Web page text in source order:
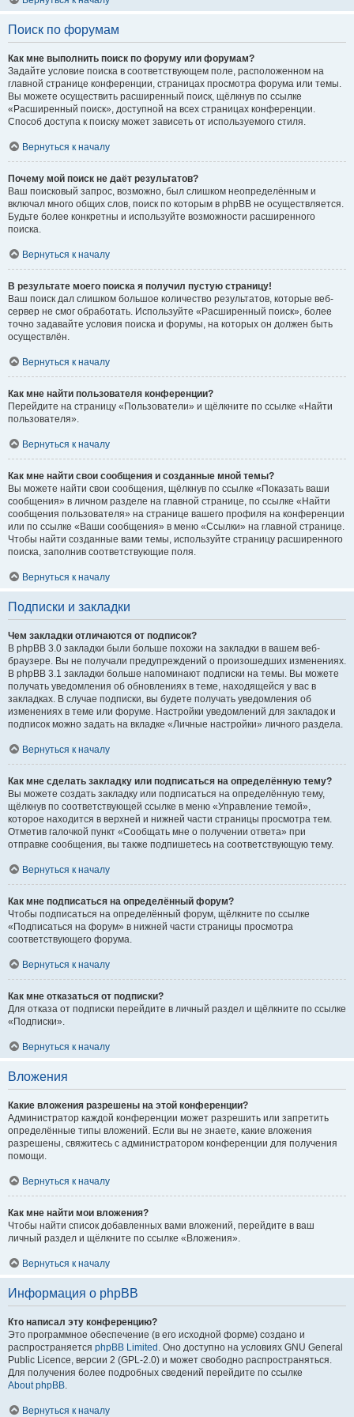
Поиск по форумам
Как мне выполнить поиск по форуму или форумам?
Задайте условие поиска в соответствующем поле, расположенном на
главной странице конференции, страницах просмотра форума или темы.
Вы можете осуществить расширенный поиск, щёлкнув по ссылке
«Расширенный поиск», доступной на всех страницах конференции.
Способ доступа к поиску может зависеть от используемого стиля.
Вернуться к началу
Почему мой поиск не даёт результатов?
Ваш поисковый запрос, возможно, был слишком неопределённым и
включал много общих слов, поиск по которым в phpBB не осуществляется.
Будьте более конкретны и используйте возможности расширенного
поиска.
Вернуться к началу
В результате моего поиска я получил пустую страницу!
Ваш поиск дал слишком большое количество результатов, которые веб-
сервер не смог обработать. Используйте «Расширенный поиск», более
точно задавайте условия поиска и форумы, на которых он должен быть
осуществлён.
Вернуться к началу
Как мне найти пользователя конференции?
Перейдите на страницу «Пользователи» и щёлкните по ссылке «Найти
пользователя».
Вернуться к началу
Как мне найти свои сообщения и созданные мной темы?
Вы можете найти свои сообщения, щёлкнув по ссылке «Показать ваши
сообщения» в личном разделе на главной странице, по ссылке «Найти
сообщения пользователя» на странице вашего профиля на конференции
или по ссылке «Ваши сообщения» в меню «Ссылки» на главной странице.
Чтобы найти созданные вами темы, используйте страницу расширенного
поиска, заполнив соответствующие поля.
Вернуться к началу
Подписки и закладки
Чем закладки отличаются от подписок?
В phpBB 3.0 закладки были больше похожи на закладки в вашем веб-
браузере. Вы не получали предупреждений о произошедших изменениях.
В phpBB 3.1 закладки больше напоминают подписки на темы. Вы можете
получать уведомления об обновлениях в теме, находящейся у вас в
закладках. В случае подписки, вы будете получать уведомления об
изменениях в теме или форуме. Настройки уведомлений для закладок и
подписок можно задать на вкладке «Личные настройки» личного раздела.
Вернуться к началу
Как мне сделать закладку или подписаться на определённую тему?
Вы можете создать закладку или подписаться на определённую тему,
щёлкнув по соответствующей ссылке в меню «Управление темой»,
которое находится в верхней и нижней части страницы просмотра тем.
Отметив галочкой пункт «Сообщать мне о получении ответа» при
отправке сообщения, вы также подпишетесь на соответствующую тему.
Вернуться к началу
Как мне подписаться на определённый форум?
Чтобы подписаться на определённый форум, щёлкните по ссылке
«Подписаться на форум» в нижней части страницы просмотра
соответствующего форума.
Вернуться к началу
Как мне отказаться от подписки?
Для отказа от подписки перейдите в личный раздел и щёлкните по ссылке
«Подписки».
Вернуться к началу
Вложения
Какие вложения разрешены на этой конференции?
Администратор каждой конференции может разрешить или запретить
определённые типы вложений. Если вы не знаете, какие вложения
разрешены, свяжитесь с администратором конференции для получения
помощи.
Вернуться к началу
Как мне найти мои вложения?
Чтобы найти список добавленных вами вложений, перейдите в ваш
личный раздел и щёлкните по ссылке «Вложения».
Вернуться к началу
Информация о phpBB
Кто написал эту конференцию?
Это программное обеспечение (в его исходной форме) создано и
распространяется phpBB Limited . Оно доступно на условиях GNU General
Public Licence, версии 2 (GPL-2.0) и может свободно распространяться.
Для получения более подробных сведений перейдите по ссылке
About phpBB.
Вернуться к началу